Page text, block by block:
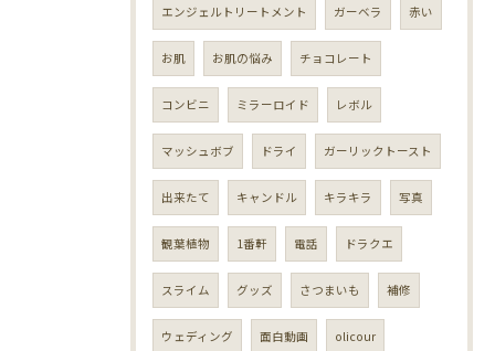
エンジェルトリートメント ガーベラ 赤い
お肌 お肌の悩み チョコレート
コンビニ ミラーロイド レボル
マッシュボブ ドライ ガーリックトースト
出来たて キャンドル キラキラ 写真
観葉植物 1番軒 電話 ドラクエ
スライム グッズ さつまいも 補修
ウェディング 面白動画 olicour